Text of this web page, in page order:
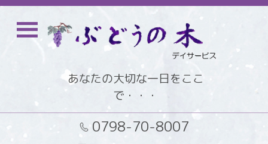
あなたの大切な一日をここ
で・・・
0798-70-8007